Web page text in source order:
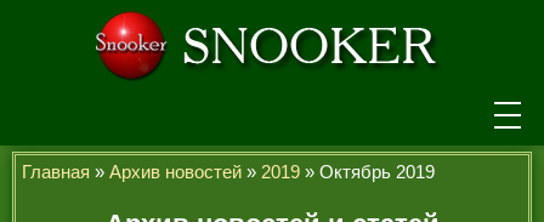
НОВОСТИ
ТУРНИРЫ
Главная » Архив новостей » 2019 » Октябрь 2019